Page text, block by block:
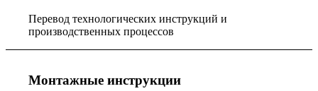
Перевод технологических инструкций и
производственных процессов
Монтажные инструкции